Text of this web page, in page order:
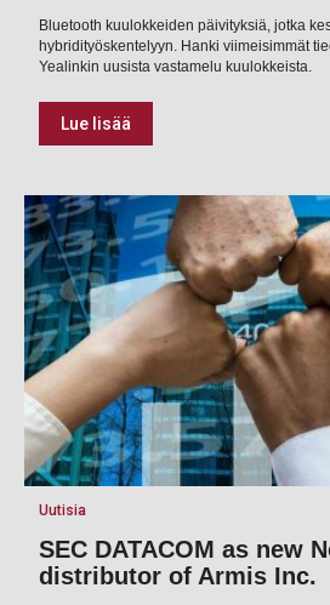
Bluetooth kuulokkeiden päivityksiä, jotka
hybridityöskentelyyn. Hanki viimeisimmät
Yealinkin uusista vastamelu kuulokkeista.
Lue lisää
Uutisia
SEC DATACOM as new
distributor of Armis Inc.